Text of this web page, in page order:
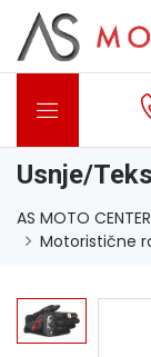
Usnje/
AS MOTO CENTER
Motoristične